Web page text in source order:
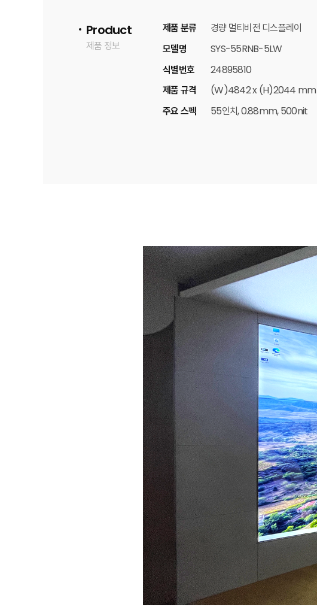
Product
제품 정보
제품 분류
경량 멀티비전 디스플레이
모델명
SYS-55RNB-5LW
식별번호
24895810
제품 규격
(W)4842 x (H)2044 mm
주요 스펙
55인치, 0.88mm, 500nit